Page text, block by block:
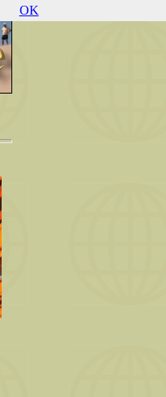
OK